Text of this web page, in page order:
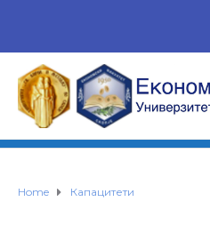
Home Капацитети